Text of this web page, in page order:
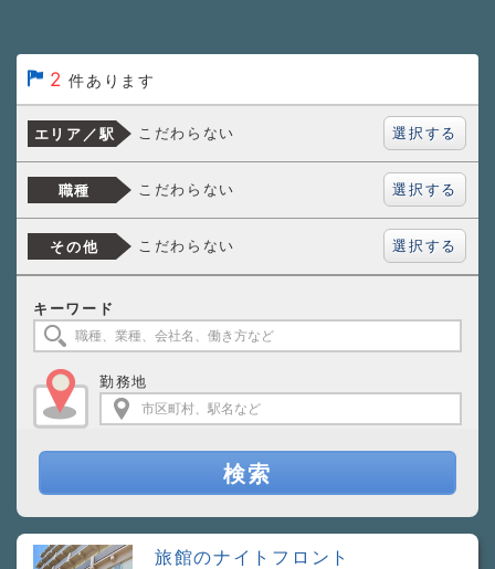
2 件あります
エリア／駅 こだわらない 選択する
職種 こだわらない 選択する
その他 こだわらない 選択する
キーワード
勤務地
検索
旅館のナイトフロント